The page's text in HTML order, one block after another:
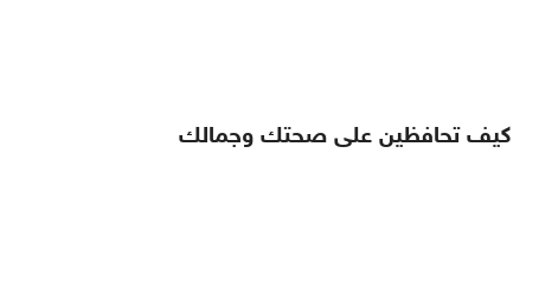
كيف تحافظين على صحتك وجمالك